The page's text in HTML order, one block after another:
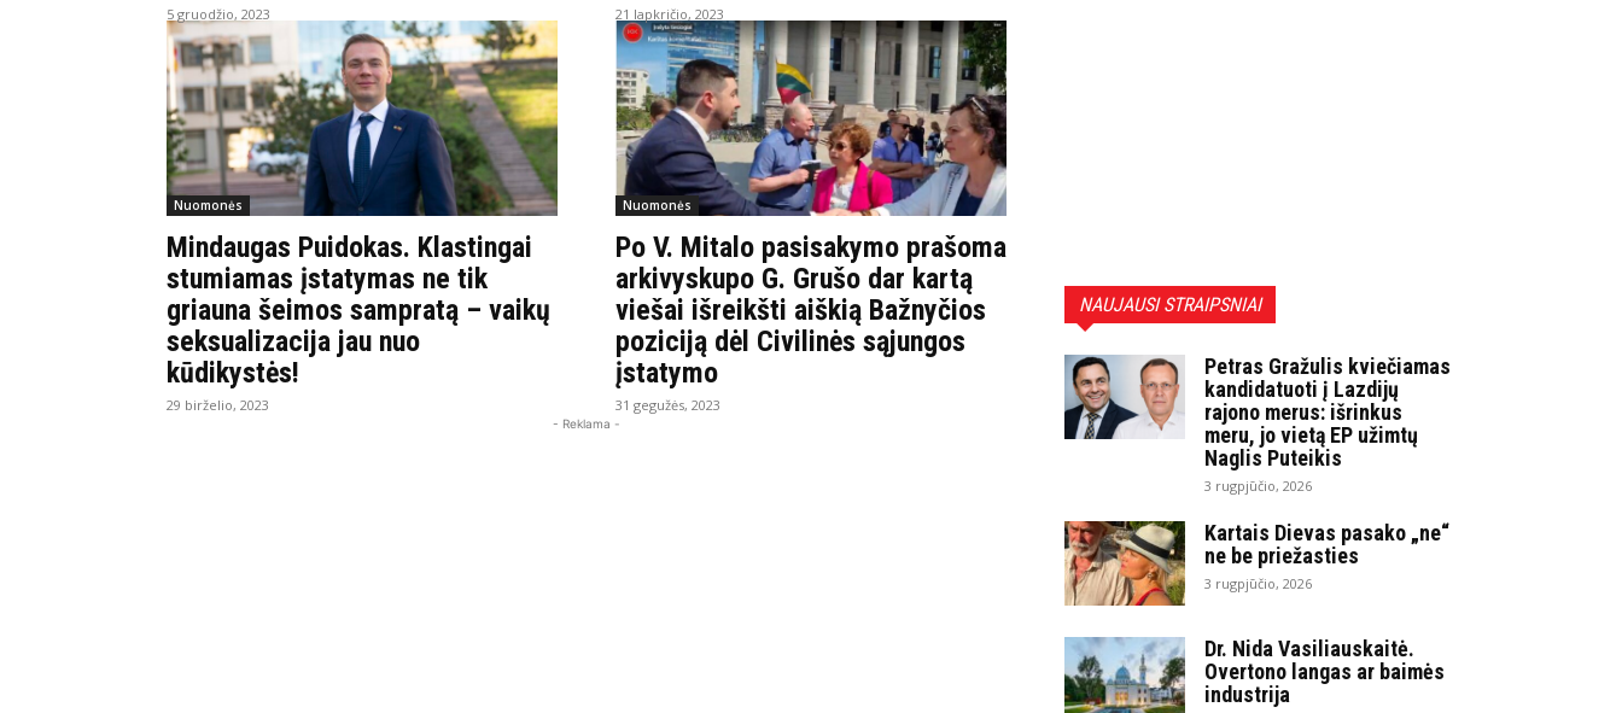
5 gruodžio, 2023 21 lapkričio, 2023
Nuomonės
Mindaugas Puidokas. Klastingai
stumiamas įstatymas ne tik
griauna šeimos sampratą – vaikų
seksualizacija jau nuo
kūdikystės!
29 birželio, 2023
Nuomonės
Po V. Mitalo pasisakymo prašoma
arkivyskupo G. Grušo dar kartą
viešai išreikšti aiškią Bažnyčios
poziciją dėl Civilinės sąjungos
įstatymo
31 gegužės, 2023
- Reklama -
NAUJAUSI STRAIPSNIAI
Petras Gražulis kviečiamas
kandidatuoti į Lazdijų
rajono merus: išrinkus
meru, jo vietą EP užimtų
Naglis Puteikis
3 rugpjūčio, 2026
Kartais Dievas pasako „ne“
ne be priežasties
3 rugpjūčio, 2026
Dr. Nida Vasiliauskaitė.
Overtono langas ar baimės
industrija